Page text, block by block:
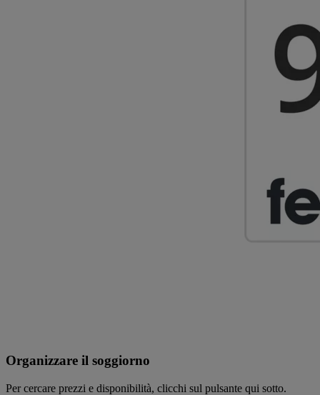
Organizzare il soggiorno
Per cercare prezzi e disponibilità, clicchi sul pulsante qui sotto.